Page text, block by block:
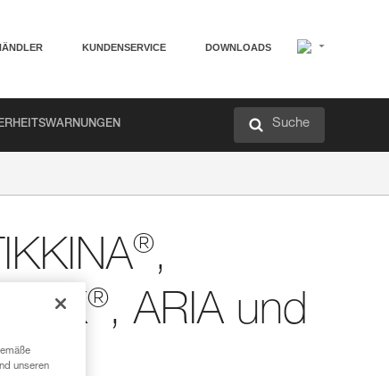
KUNDENSERVICE DOWNLOADS
Suche
®,
®, ARIA und
unseren